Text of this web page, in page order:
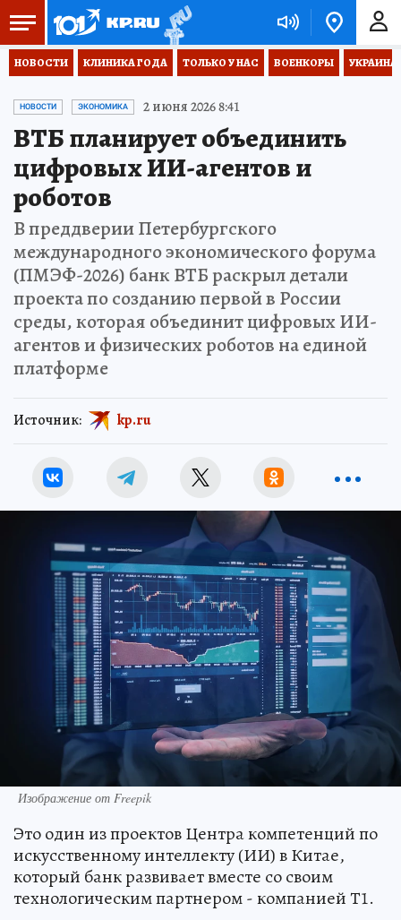
НОВОСТИ КЛИНИКА ГОДА ТОЛЬКО У НАС ВОЕНКОРЫ
НОВОСТИ ЭКОНОМИКА 2 июня 2026 8:41
ВТБ планирует объединить
цифровых ИИ-агентов и
роботов
В преддверии Петербургского
международного экономического форума
(ПМЭФ-2026) банк ВТБ раскрыл детали
проекта по созданию первой в России
среды, которая объединит цифровых ИИ-
агентов и физических роботов на единой
платформе
Источник: kp.ru
Изображение от Freepik
Это один из проектов Центра компетенций по
искусственному интеллекту (ИИ) в Китае,
который банк развивает вместе со своим
технологическим партнером - компанией Т1.